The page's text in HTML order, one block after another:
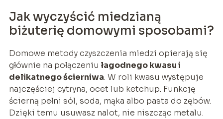
Jak wyczyścić miedzianą
biżuterię domowymi sposobami?
Domowe metody czyszczenia miedzi opierają się
głównie na połączeniu łagodnego kwasu i
delikatnego ścierniwa. W roli kwasu występuje
najczęściej cytryna, ocet lub ketchup. Funkcję
ścierną pełni sól, soda, mąka albo pasta do zębów.
Dzięki temu usuwasz nalot, nie niszcząc metalu.